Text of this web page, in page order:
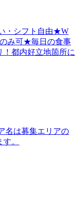
・シフト自由★W
み可★毎日の食事
！都内好立地箇所に
名は募集エリアの
。